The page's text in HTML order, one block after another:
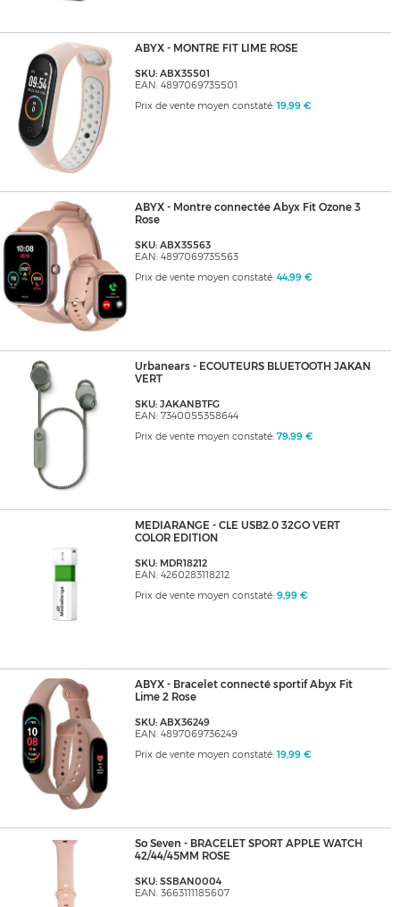
ABYX - MONTRE FIT LIME ROSE
SKU: ABX35501
EAN: 4897069735501
Prix de vente moyen constaté: 19,99 €
ABYX - Montre connectée Abyx Fit Ozone 3
Rose
SKU: ABX35563
EAN: 4897069735563
Prix de vente moyen constaté: 44,99 €
Urbanears - ECOUTEURS BLUETOOTH JAKAN
VERT
SKU: JAKANBTFG
EAN: 7340055358644
Prix de vente moyen constaté: 79,99 €
MEDIARANGE - CLE USB2.0 32GO VERT
COLOR EDITION
SKU: MDR18212
EAN: 4260283118212
Prix de vente moyen constaté: 9,99 €
ABYX - Bracelet connecté sportif Abyx Fit
Lime 2 Rose
SKU: ABX36249
EAN: 4897069736249
Prix de vente moyen constaté: 19,99 €
So Seven - BRACELET SPORT APPLE WATCH
42/44/45MM ROSE
SKU: SSBAN0004
EAN: 3663111185607